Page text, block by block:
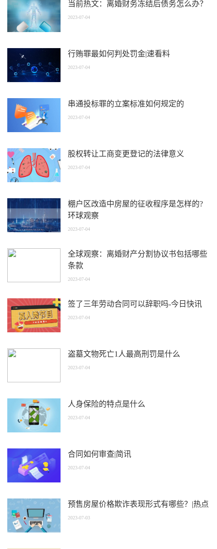
当前热文：离婚财务冻结后债务怎么办？
2023-07-04
行贿罪最如何判处罚金|速看料
2023-07-04
串通投标罪的立案标准如何规定的
2023-07-04
股权转让工商变更登记的法律意义
2023-07-04
棚户区改造中房屋的征收程序是怎样的?
环球观察
2023-07-04
全球观察：离婚财产分割协议书包括哪些
条款
2023-07-04
签了三年劳动合同可以辞职吗-今日快讯
2023-07-04
盗墓文物死亡1人最高刑罚是什么
2023-07-04
人身保险的特点是什么
2023-07-04
合同如何审查|简讯
2023-07-04
预售房屋价格欺诈表现形式有哪些？|热点
2023-07-03